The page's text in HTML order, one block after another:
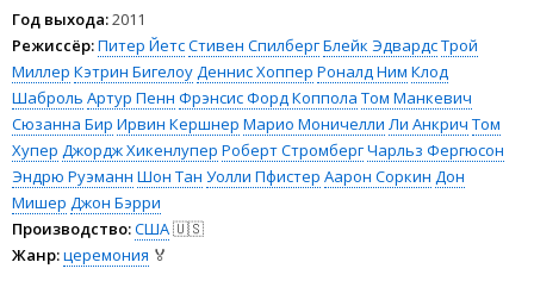
Год выхода:2011
Режиссёр:Питер ЙетсСтивен СпилбергБлейк ЭдвардсТрой
Миллер Кэтрин БигелоуДеннис Хоппер Роналд Ним Клод
Шаброль Артур Пенн Фрэнсис Форд Коппола Том Манкевич
Сюзанна Бир Ирвин Кершнер Марио Моничелли Ли Анкрич Том
Хупер Джордж Хикенлупер Роберт СтромбергЧарльз Фергюсон
Эндрю Руэманн Шон Тан Уолли Пфистер Аарон Соркин Дон
Мишер Джон Бэрри
Производство:США🇺🇸
Жанр:церемония 🏅